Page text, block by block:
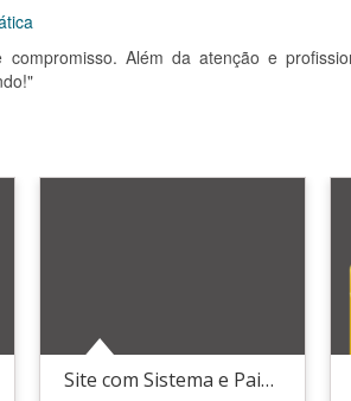
compromisso. Além da atenção e
Site com Sistema e Painel Administrativo